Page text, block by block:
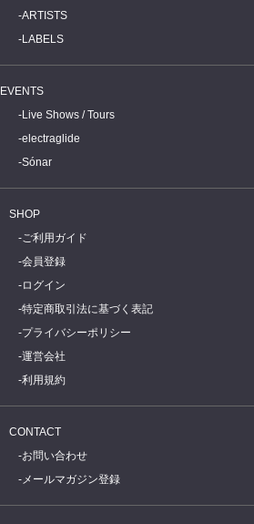
ARTISTS
LABELS
EVENTS
Live Shows / Tours
electraglide
Sónar
SHOP
ご利用ガイド
会員登録
ログイン
特定商取引法に基づく表記
プライバシーポリシー
運営会社
利用規約
CONTACT
お問い合わせ
メールマガジン登録